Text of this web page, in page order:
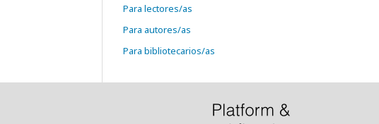
Para lectores/as
Para autores/as
Para bibliotecarios/as